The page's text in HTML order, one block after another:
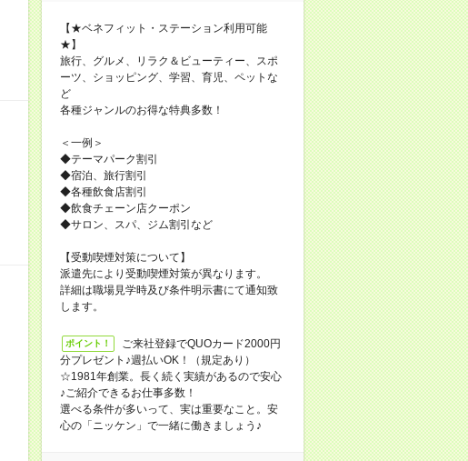
【★ベネフィット・ステーション利用可能
★】
旅行、グルメ、リラク＆ビューティー、スポ
ーツ、ショッピング、学習、育児、ペットな
ど
各種ジャンルのお得な特典多数！
＜一例＞
◆テーマパーク割引
◆宿泊、旅行割引
◆各種飲食店割引
◆飲食チェーン店クーポン
◆サロン、スパ、ジム割引など
【受動喫煙対策について】
派遣先により受動喫煙対策が異なります。
詳細は職場見学時及び条件明示書にて通知致
します。
ポイント！
ご来社登録でQUOカード2000円
分プレゼント♪週払いOK！（規定あり）
☆1981年創業。長く続く実績があるので安心
♪ご紹介できるお仕事多数！
選べる条件が多いって、実は重要なこと。安
心の「ニッケン」で一緒に働きましょう♪